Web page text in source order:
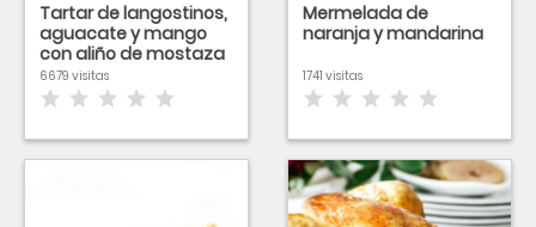
Tartar de langostinos,
aguacate y mango
con aliño de mostaza
6679 visitas
Mermelada de
naranja y mandarina
1741 visitas